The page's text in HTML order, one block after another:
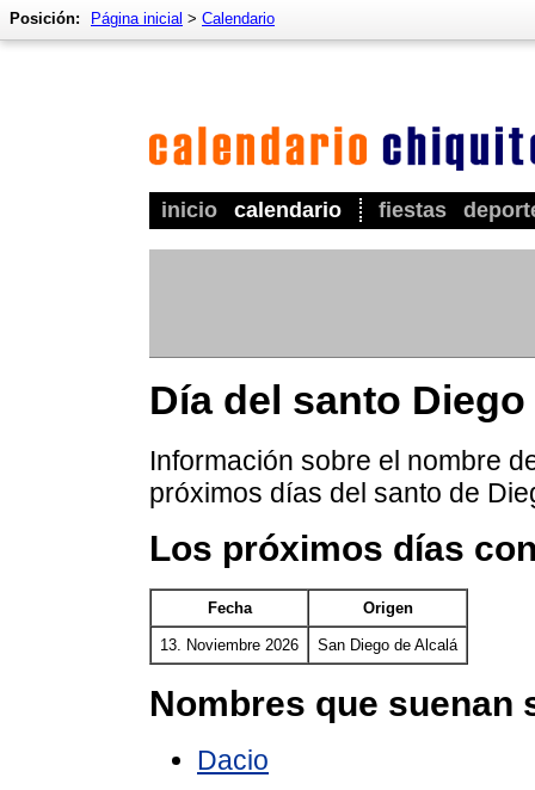
inicio calendario fiestas
Posición: Página inicial > Calendario
Día del santo Diego
Información sobre el nombre
próximos días del santo de
Los próximos días
Fecha Origen
13. Noviembre 2026 San Diego de Alcalá
Nombres que suenan
Dacio